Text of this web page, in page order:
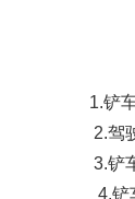
1.铲
2.驾
3.铲
4.铲